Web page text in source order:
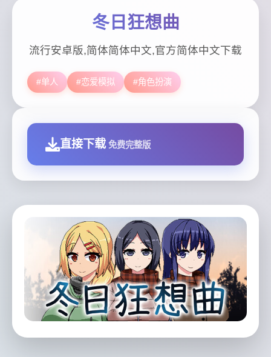
冬日狂想曲
流行安卓版,简体简体中文,官方简体中文下载
#单人 #恋爱模拟 #角色扮演
直接下载 免费完整版